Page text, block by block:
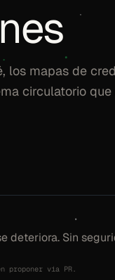
los mapas de
circulatorio
deteriora. Sin
proponer via PR.